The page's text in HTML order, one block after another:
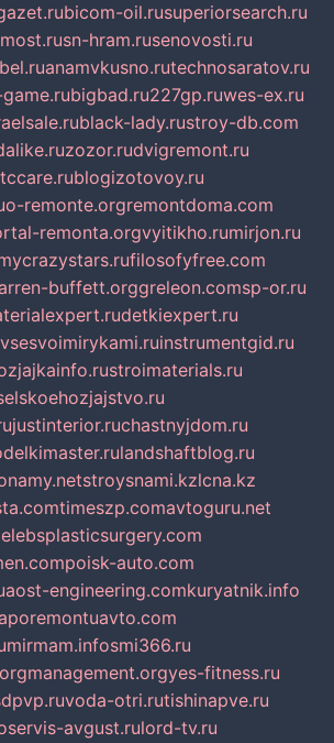
bicom-oil.rusuperiorsearch.ru
sn-hram.rusenovosti.ru
anamvkusno.rutechnosaratov.ru
bigbad.ru227gp.ruwes-ex.ru
black-lady.rustroy-db.com
zozor.rudvigremont.ru
blogizotovoy.ru
o-remonte.orgremontdoma.com
remonta.orgvyitikho.rumirjon.ru
filosofyfree.com
buffett.orggreleon.comsp-or.ru
detkiexpert.ru
vsesvoimirykami.ruinstrumentgid.ru
stroimaterials.ru
justinterior.ruchastnyjdom.ru
landshaftblog.ru
stroysnami.kzlcna.kz
timeszp.comavtoguru.net
poisk-auto.com
ost-engineering.comkuryatnik.info
poremontuavto.com
mirmam.infosmi366.ru
orgmanagement.orgyes-fitness.ru
voda-otri.rutishinapve.ru
avgust.rulord-tv.ru